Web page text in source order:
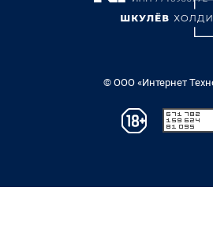
© ООО «Интернет